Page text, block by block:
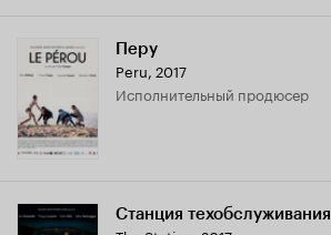
Перу
Peru, 2017
исполнительный продюсер
Станция техобслуживания